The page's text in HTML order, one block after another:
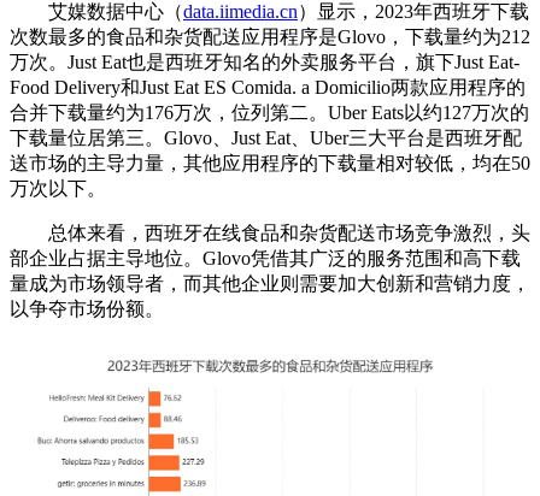
艾媒数据中心（data.iimedia.cn）显示，2023年西班牙下载
次数最多的食品和杂货配送应用程序是Glovo，下载量约为212
万次。Just Eat‌也是西班牙知名的外卖服务平台，旗下Just Eat-
Food Delivery和Just Eat ES Comida. a Domicilio两款应用程序的
合并下载量约为176万次，位列第二。Uber Eats以约127万次的
下载量位居第三。Glovo、Just Eat、Uber三大平台是西班牙配
送市场的主导力量，其他应用程序的下载量相对较低，均在50
万次以下。
总体来看，西班牙在线食品和杂货配送市场竞争激烈，头
部企业占据主导地位。Glovo凭借其广泛的服务范围和高下载
量成为市场领导者，而其他企业则需要加大创新和营销力度，
以争夺市场份额。